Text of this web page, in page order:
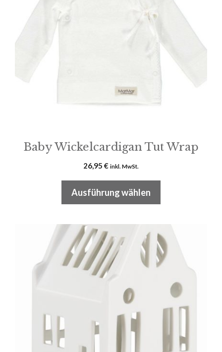
Baby Wickelcardigan Tut Wrap
26,95 € inkl. MwSt.
Ausführung wählen
Optionen